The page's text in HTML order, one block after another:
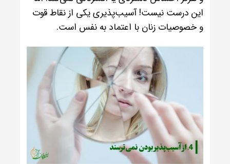
این درست نیست! آسیب‌پذیری یکی از نقاط قوت
و خصوصیات زنان با اعتماد به نفس است.